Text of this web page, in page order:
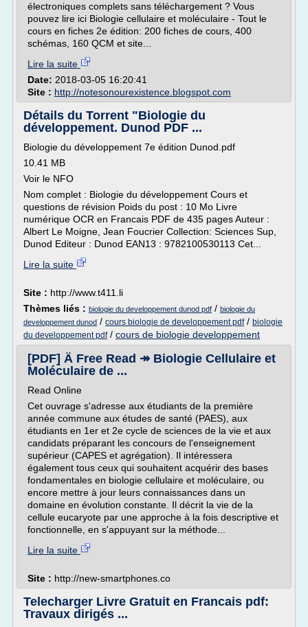
électroniques complets sans téléchargement ? Vous
pouvez lire ici Biologie cellulaire et moléculaire - Tout le
cours en fiches 2e édition: 200 fiches de cours, 400
schémas, 160 QCM et site...
Lire la suite
Date: 2018-03-05 16:20:41
Site : http://notesonourexistence.blogspot.com
Détails du Torrent "Biologie du
développement. Dunod PDF ...
Biologie du développement 7e édition Dunod.pdf
10.41 MB
Voir le NFO
Nom complet : Biologie du développement Cours et
questions de révision Poids du post : 10 Mo Livre
numérique OCR en Francais PDF de 435 pages Auteur :
Albert Le Moigne, Jean Foucrier Collection: Sciences Sup,
Dunod Editeur : Dunod EAN13 : 9782100530113 Cet...
Lire la suite
Site : http://www.t411.li
Thèmes liés : biologie du developpement dunod pdf / biologie du
developpement dunod / cours biologie de developpement pdf/ biologie
du developpement pdf/ cours de biologie developpement
[PDF] Ä Free Read ↠ Biologie Cellulaire et
Moléculaire de ...
Read Online
Cet ouvrage s'adresse aux étudiants de la première
année commune aux études de santé (PAES), aux
étudiants en 1er et 2e cycle de sciences de la vie et aux
candidats préparant les concours de l'enseignement
supérieur (CAPES et agrégation). Il intéressera
également tous ceux qui souhaitent acquérir des bases
fondamentales en biologie cellulaire et moléculaire, ou
encore mettre à jour leurs connaissances dans un
domaine en évolution constante. Il décrit la vie de la
cellule eucaryote par une approche à la fois descriptive et
fonctionnelle, en s'appuyant sur la méthode...
Lire la suite
Site : http://new-smartphones.co
Telecharger Livre Gratuit en Francais pdf:
Travaux dirigés ...